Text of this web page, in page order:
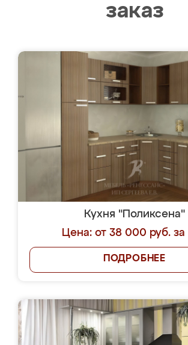
заказ
Кухня "Поликсена"
Цена: от 38 000 руб. за
ПОДРОБНЕЕ